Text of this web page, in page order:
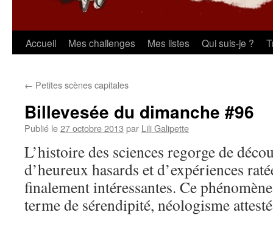
Aller
contenu
Accueil Mes challenges Mes listes Qui suis-je ?
← Petites scènes capitales
Billevesée du dimanche #96
Publié le27 octobre 2013 par Lili Galipette
L’histoire des sciences regorge de
d’heureux hasards et d’expériences
finalement intéressantes. Ce
terme de sérendipité, néologisme